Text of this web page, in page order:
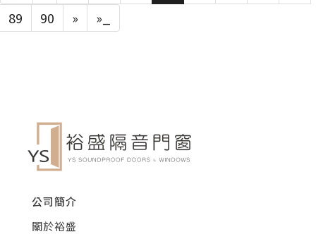
89
90 » »_
公司簡介
關於裕盛